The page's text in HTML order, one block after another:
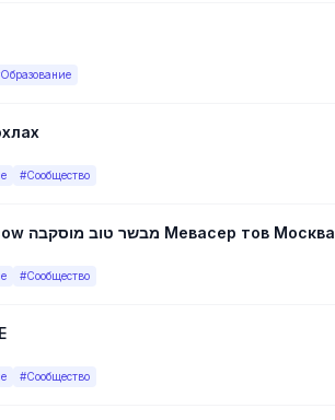
#Сообщество
Mevaser tov Moscow מבשר טוב מוסקבה Мевасер тов Москва
#Сообщество
#Сообщество